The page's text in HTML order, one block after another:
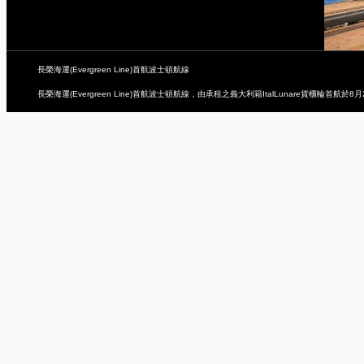
長榮海運(Evergreen Line)首航波士頓航線
長榮海運(Evergreen Line)首航波士頓航線，由承租之義大利籍ItalLunare貨櫃輪首航於8